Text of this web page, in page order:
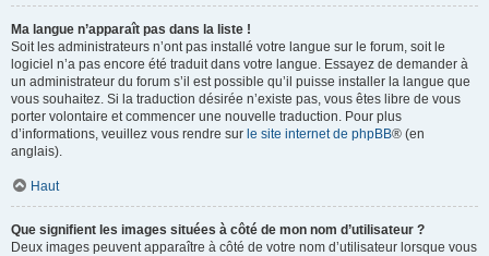
Ma langue n’apparaît pas dans la liste !
Soit les administrateurs n’ont pas installé votre langue sur le forum, soit le
logiciel n’a pas encore été traduit dans votre langue. Essayez de demander à
un administrateur du forum s’il est possible qu’il puisse installer la langue que
vous souhaitez. Si la traduction désirée n’existe pas, vous êtes libre de vous
porter volontaire et commencer une nouvelle traduction. Pour plus
d’informations, veuillez vous rendre sur le site internet de phpBB® (en
anglais).
Haut
Que signifient les images situées à côté de mon nom d’utilisateur ?
Deux images peuvent apparaître à côté de votre nom d’utilisateur lorsque vous